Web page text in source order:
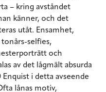
– kring avståndet
känner, och det
utåt. Ensamhet,
selfies,
och
av det lågmält absurda
i detta avseende
lånas motiv,